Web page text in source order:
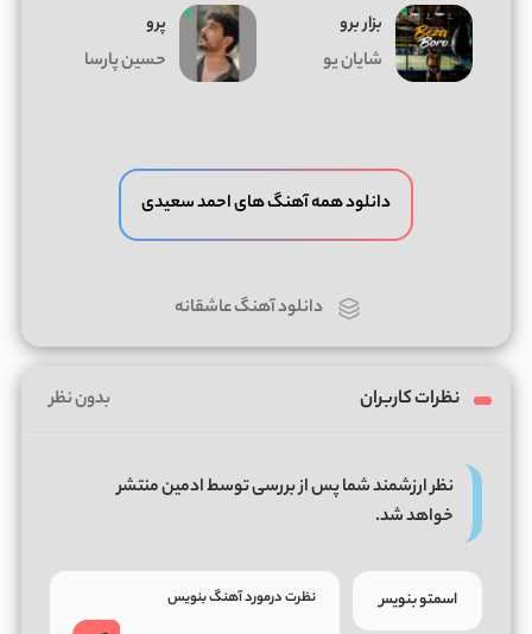
بزار برو
شایان یو
پرو
حسین پارسا
دانلود همه آهنگ های احمد سعیدی
دانلود آهنگ عاشقانه
نظرات کاربران بدون نظر
نظر ارزشمند شما پس از بررسی توسط ادمین منتشر
خواهد شد.